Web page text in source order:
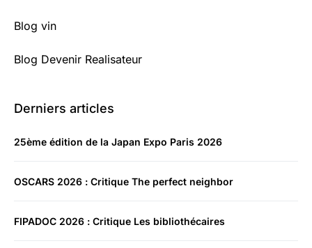
Blog vin
Blog Devenir Realisateur
Derniers articles
25ème édition de la Japan Expo Paris 2026
OSCARS 2026 : Critique The perfect neighbor
FIPADOC 2026 : Critique Les bibliothécaires